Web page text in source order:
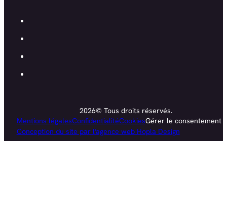
2026© Tous droits réservés.
Mentions légalesConfidentialitéCookiesGérer le consentement
Conception du site par l'agence web Hopla Design